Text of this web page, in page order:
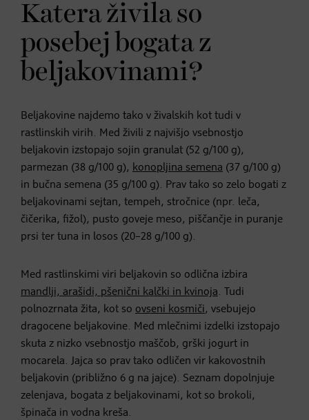
Katera živila so
posebej bogata z
beljakovinami?
Beljakovine najdemo tako v živalskih kot tudi v
rastlinskih virih. Med živili z najvišjo vsebnostjo
beljakovin izstopajo sojin granulat (52 g/100 g),
parmezan (38 g/100 g), konopljina semena (37 g/100 g)
in bučna semena (35 g/100 g). Prav tako so zelo bogati z
beljakovinami sejtan, tempeh, stročnice (npr. leča,
čičerika, fižol), pusto goveje meso, piščančje in puranje
prsi ter tuna in losos (20–28 g/100 g).
Med rastlinskimi viri beljakovin so odlična izbira
mandlji, arašidi, pšenični kalčki in kvinoja. Tudi
polnozrnata žita, kot so ovseni kosmiči, vsebujejo
dragocene beljakovine. Med mlečnimi izdelki izstopajo
skuta z nizko vsebnostjo maščob, grški jogurt in
mocarela. Jajca so prav tako odličen vir kakovostnih
beljakovin (približno 6 g na jajce). Seznam dopolnjuje
zelenjava, bogata z beljakovinami, kot so brokoli,
špinača in vodna kreša.